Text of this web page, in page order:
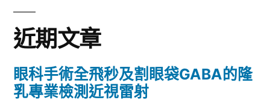
字:
近期文章
眼科手術全飛秒及割眼袋GABA的隆
乳專業檢測近視雷射